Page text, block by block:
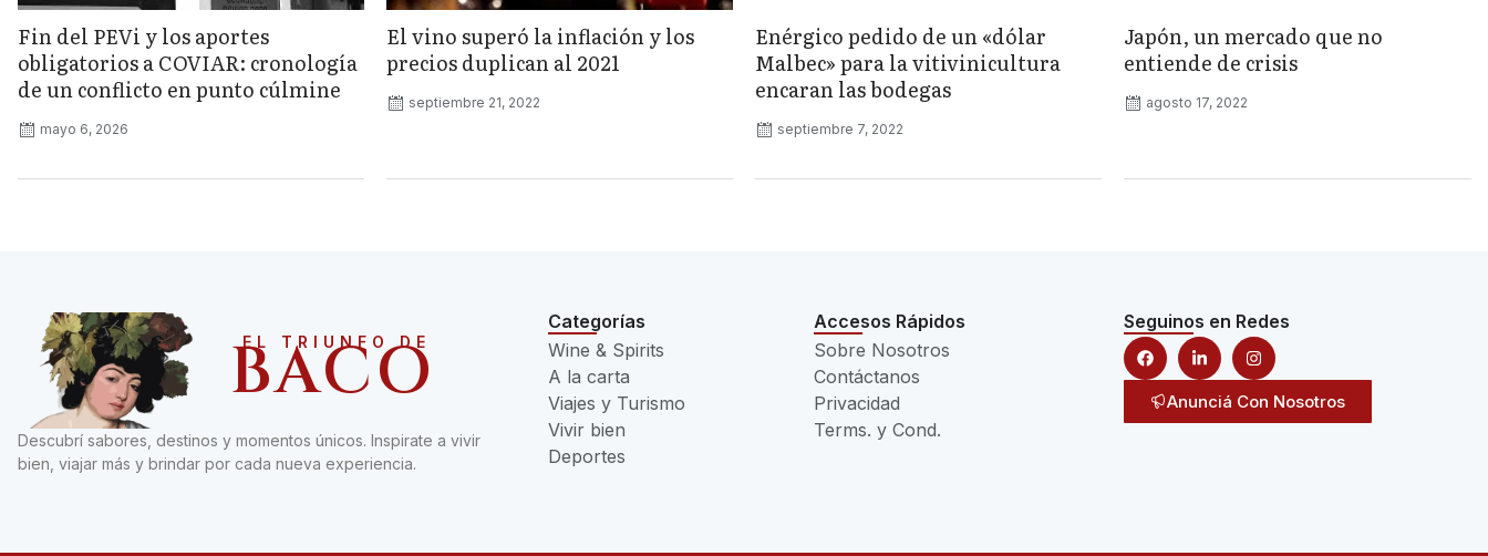
Fin del PEVi y los aportes
obligatorios a COVIAR: cronología
de un conflicto en punto cúlmine
mayo 6, 2026
El vino superó la inflación y los
precios duplican al 2021
septiembre 21, 2022
Enérgico pedido de un «dólar
Malbec» para la vitivinicultura
encaran las bodegas
septiembre 7, 2022
Japón, un mercado que no
entiende de crisis
agosto 17, 2022
EL TRIUNFO DE
BACO
Descubrí sabores, destinos y momentos únicos. Inspirate a vivir
bien, viajar más y brindar por cada nueva experiencia.
Categorías
Wine & Spirits
A la carta
Viajes y Turismo
Vivir bien
Deportes
Accesos Rápidos
Sobre Nosotros
Contáctanos
Privacidad
Terms. y Cond.
Seguinos en Redes
Anunciá Con Nosotros